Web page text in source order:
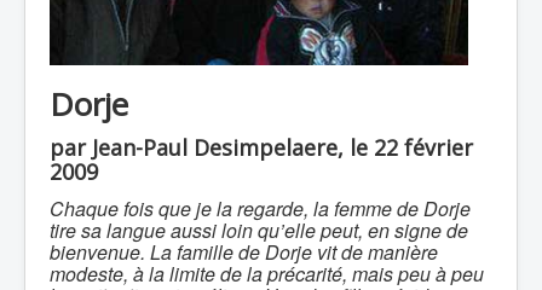
Dorje
par Jean-Paul Desimpelaere, le 22 février
2009
Chaque fois que je la regarde, la femme de Dorje
tire sa langue aussi loin qu’elle peut, en signe de
bienvenue. La famille de Dorje vit de manière
modeste, à la limite de la précarité, mais peu à peu